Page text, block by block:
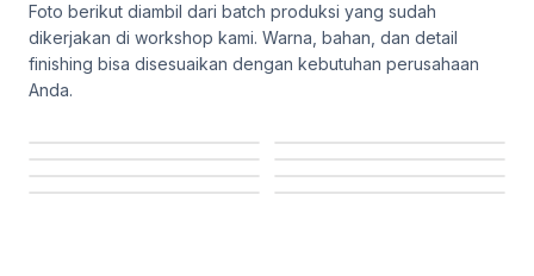
Foto berikut diambil dari batch produksi yang sudah
dikerjakan di workshop kami. Warna, bahan, dan detail
finishing bisa disesuaikan dengan kebutuhan perusahaan
Anda.